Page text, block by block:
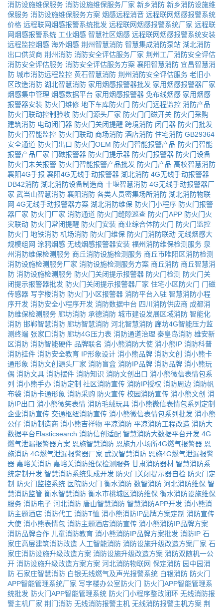
消防设施维保服务 消防设施维保服务厂家 新乡消防 新乡消防设施维
保服务 消防设施维保服务方案 烟感远程消音 远程联网烟感报警系统
价格 远程联网烟感报警系统批发 远程联网烟感报警系统厂家 远程联
网烟感报警系统 工业烟感 智慧社区烟感 远程联网烟感报警系统安装
远程监控烟感 海外烟感 荆州智慧消防 智慧集成消防泵站 湖北消防
出口供货商 荆州消防 消防安全评估服务厂家 荆州工厂消防安全评估
消防安全评估服务 消防安全评估服务方案 襄阳智慧消防 宜昌智慧消
防 城市消防远程监控 黄石智慧消防 荆州消防安全评估服务 老旧小
区改造消防 湖北智慧消防 家用烟感报警器批发 家用烟感报警器厂家
烟感集中管理 烟感数据平台 家用烟感报警器 免布线烟感 家用烟感
报警器安装 防火门维修 地下车库防火门 防火门远程监控 消防产品
防火门联动控制验收 防火门源头厂家 防火门门磁开关 防火门采购
建筑消防 电动闭门器 防火门关闭提醒 跨境消防 闭门器 防火门批发
防火门智能监控 防火门联动 商场消防 酒店消防 住宅消防 GB29364
安全通道 防火门出口 防火门OEM 防火门智能报警产品 防火门智能
报警产品厂家 门磁报警器 防火门提示器 防火门报警器 防火门设备
防火门未关报警 防火门智能报警产品批发 防火门产品 高校智慧消防
襄阳4G手报 襄阳4G无线手动报警器 湖北消防 4G无线手动报警器
DB42消防 湖北消防设备制造商 十堰智慧消防 4G无线手动报警器厂
家 武当山智慧消防 襄阳消防 各类人员密集场所消防 湖北消防物联
网 4G无线手动报警器方案 湖北消防维保 防火门小程序 防火门报警
器厂家 防火门厂家 消防通道 防火门缝隙巡查 防火门APP 防火门火
灾联动 防火门常闭提醒 防火门安装 商业综合体防火门 防火门监控
防火门 地铁消防 机场消防 防火门维保 防火门消防联动 无线烟感大
规模组网 涂鸦烟感 无线烟感报警器安装 福州消防维保检测服务 泉
州消防维保检测服务 商丘消防设施检测服务 商丘市睢阳区消防检测
消防设施检测服务厂家 消防设施检测服务方案 商丘消防 商丘智慧消
防 消防设施检测服务 防火门关闭提示报警器 防火门检测 防火门关
闭提示报警器批发 防火门关闭提示报警器厂家 住宅小区防火门 门磁
传感器 写字楼消防 防火门小区报警器 消防平台入驻 智慧消防小程
序开发 消防安全小程序开发 消防数据中台 四川消防供应商 成都消
防维保检测服务 廊坊消防 承德消防 城市建设发展区域消防 智能化
消防 邯郸智慧消防 廊坊智慧消防 河北智慧消防 廊坊4G智能压力监
测终端 张家口消防 廊坊4G压力表 消防通道治理 秦皇岛消防 雄安新
区消防 消防智能硬件 品牌联名 消小熊消防大使 消小熊IP 消防科普
消防挂件 消防安全教育 IP形象设计 消小熊品牌 消防文创 消小熊卡
通形象 消防文创源头厂家 消防盲盒 消防IP品牌 消防品牌 消小熊玩
偶 消防文具 消防摆件 消防知识 消防文创出口 消小熊微信表情包系
列 消小熊手办 消防定制 社区消防宣传 消防IP授权 消防周边 消防帆
布袋 消防卡通形象 消防采购 防火宣传 校园消防宣传 消小熊文创 消
防IP出口 消小熊微笑表情 消防毛绒玩具 消小熊微信表情包系列定制
企业消防宣传 交通枢纽消防宣传 消小熊微信表情包系列批发 消小熊
公仔 消防制造商 消小熊吉祥物 平凉消防 平凉消防工程改造 消防大
数据平台Elasticsearch 消防信创适配 智慧消防大数据平台开发 4G
燃气泄漏报警器方案 恩施智慧消防 恩施九小场所4G燃气报警器 恩
施消防 4G燃气泄漏报警器厂家 武汉智慧消防 恩施4G燃气泄漏报警
器 嘉峪关消防 嘉峪关消防维保检测服务 甘肃消防器材 智慧消防系
统定制开发 智慧消防系统集成开发 防火门关闭提示器自检 防火门定
制 防火门监控系统 医院防火门 衡水消防 数智消防 河北消防维保 智
慧消防监管 衡水智慧消防 衡水市桃城区消防维保 衡水消防设施维保
服务 消防电子 河北消防 唐山智慧消防 智慧消防APP开发 消小熊消
防主题酒店 消防代工 消防T恤 消小熊消防IP品牌方案定制 消防宣传
大使 消小熊表情包 消防主题酒店消防宣传 消小熊消防IP品牌方案
消防品牌合作 儿童消防教育 消小熊消防IP品牌方案批发 消防IP 石
家庄高层建筑消防改造 人工智能消防 消防设施升级改造方案厂家 石
家庄消防设施升级改造方案 消防设施升级改造方案 消防双随机一公
开 消防设施升级改造方案方案 河北消防物联网 保定消防 园中园消
防 石家庄智慧消防 白银无线燃气及声光报警系统 白银消防 防火门
APP智能管理系统厂家 写字楼办公室防火门 防火门APP智能管理系
统批发 防火门APP智能管理系统 防火门小程序整改闭环 无线消防报
警主机厂家 荆门消防 无线消防报警主机 无线消防报警主机方案 荆